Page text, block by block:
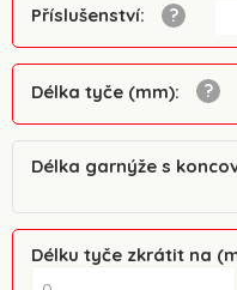
Příslušenství:
Délka tyče (mm):
Délka garnýže s
Délku tyče zkrátit na